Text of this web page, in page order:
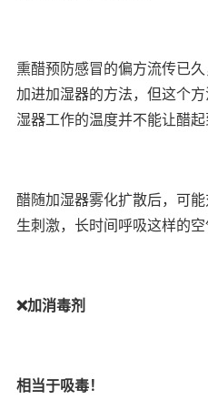
熏醋预防感冒的偏方流传已
加进加湿器的方法，但这个
湿器工作的温度并不能让醋起
醋随加湿器雾化扩散后，可
生刺激，长时间呼吸这样的空
❌加消毒剂
相当于吸毒！